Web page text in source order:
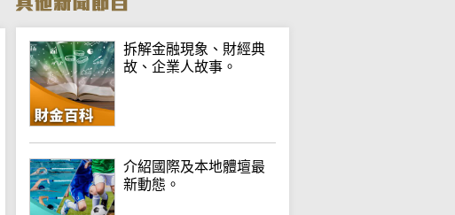
拆解金融現象、財經典
故、企業人故事。
介紹國際及本地體壇最
新動態。